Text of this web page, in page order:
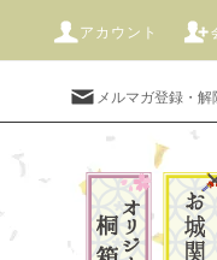
アカウント
メルマガ登録・解